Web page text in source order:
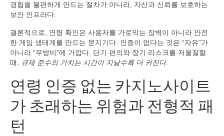
경험을 불편하게 만드는 절차가 아니라, 자산과 신뢰를 보호하는
보안 인프라다.
결론적으로, 연령 확인은 사용자를 가로막는 장벽이 아니라 안전
한 게임 생태계를 만드는 문지기다. 인증이 없다는 것은 “자유”가
아니라 “무방비”에 가깝다. 단기 편의와 장기 리스크를 저울질할
때,
규제 준수의 가치는 시간이 지날수록 더 커진다.
연령 인증 없는 카지노사이트
가 초래하는 위험과 전형적 패
턴